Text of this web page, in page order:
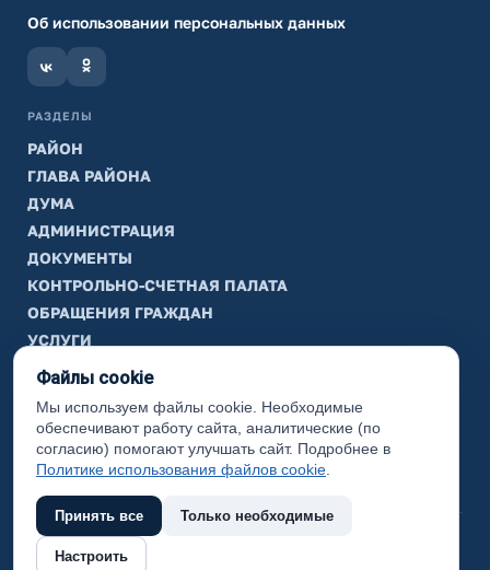
Об использовании персональных данных
РАЗДЕЛЫ
РАЙОН
ГЛАВА РАЙОНА
ДУМА
АДМИНИСТРАЦИЯ
ДОКУМЕНТЫ
КОНТРОЛЬНО-СЧЕТНАЯ ПАЛАТА
ОБРАЩЕНИЯ ГРАЖДАН
УСЛУГИ
ТИК
ИНФОРМАЦИЯ
Законодательная карта
Карта сайта
(с) 2017 Ханты-Мансийский район, официальный сайт
администрации
Файлы cookie
Мы используем файлы cookie. Необходимые
обеспечивают работу сайта, аналитические (по
согласию) помогают улучшать сайт. Подробнее в
Политике использования файлов cookie
Принять все Только необходимые
Настроить